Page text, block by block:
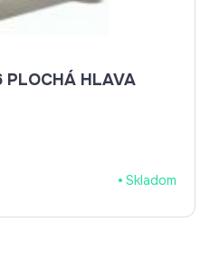
PLOCHÁ HLAVA
Skladom